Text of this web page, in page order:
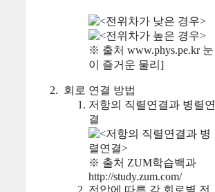
※ 출처 www.phys.pe.kr 눈
이 즐거운 물리]
회로 연결 방법
저항의 직렬연결과 병렬연
결
※ 출처 ZUM학습백과
http://study.zum.com/